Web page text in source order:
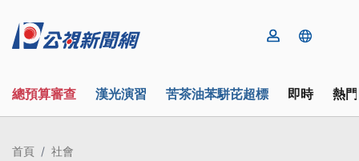
總預算審查 漢光演習 苦茶油苯駢芘超標 即時 熱
首頁 社會